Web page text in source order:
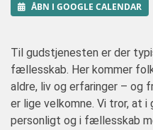
ÅBN I GOOGLE CALENDAR
Til gudstjenesten er der
fællesskab. Her kommer
aldre, liv og erfaringer – og
er lige velkomne. Vi tror, at
personligt og i fællesskab